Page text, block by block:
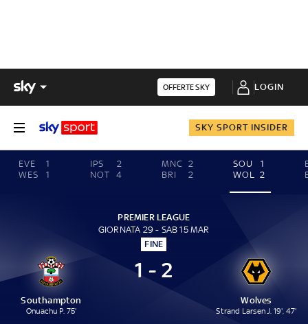
OFFERTE SKY LOGIN
SKY SPORT INSIDER
EVE
1
WES
1
IPS
2
NOT
4
MNC 2
BRI
2
SOU
1
WOL
2
PREMIER LEAGUE
GIORNATA 29 - SAB 15 MAR
FINE
Southampton
Onuachu P. 75'
1 - 2
Wolves
Strand Larsen J. 19', 47'